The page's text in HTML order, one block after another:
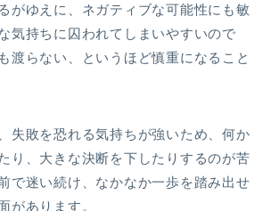
がゆえに、ネガティブな可能性にも敏
気持ちに囚われてしまいやすいので
渡らない、というほど慎重になること
失敗を恐れる気持ちが強いため、何か
り、大きな決断を下したりするのが苦
で迷い続け、なかなか一歩を踏み出せ
があります。